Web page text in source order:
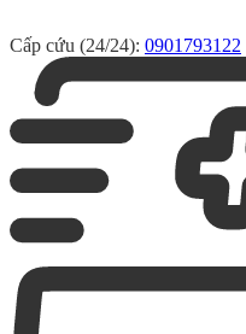
Cấp cứu (24/24): 0901793122